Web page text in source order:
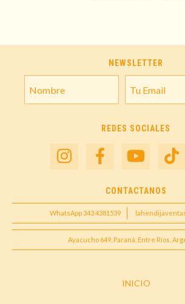
INTERCULTURAL
NEWSLETTER
REDES SOCIALES
CONTACTANOS
WhatsApp 343 4381539
Ayacucho 649, Paraná, Entre Ríos,
INICIO